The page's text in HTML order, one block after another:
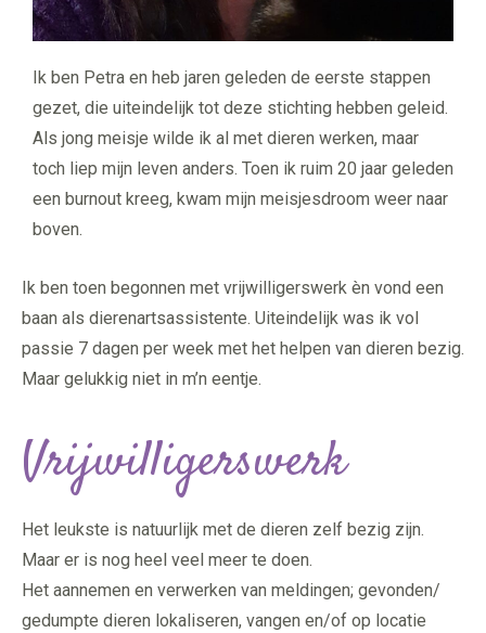
Ik ben Petra en heb jaren geleden de eerste stappen
gezet, die uiteindelijk tot deze stichting hebben geleid.
Als jong meisje wilde ik al met dieren werken, maar
toch liep mijn leven anders. Toen ik ruim 20 jaar geleden
een burnout kreeg, kwam mijn meisjesdroom weer naar
boven.
Ik ben toen begonnen met vrijwilligerswerk èn vond een
baan als dierenartsassistente. Uiteindelijk was ik vol
passie 7 dagen per week met het helpen van dieren bezig.
Maar gelukkig niet in m’n eentje.
Vrijwilligerswerk
Het leukste is natuurlijk met de dieren zelf bezig zijn.
Maar er is nog heel veel meer te doen.
Het aannemen en verwerken van meldingen; gevonden/
gedumpte dieren lokaliseren, vangen en/of op locatie